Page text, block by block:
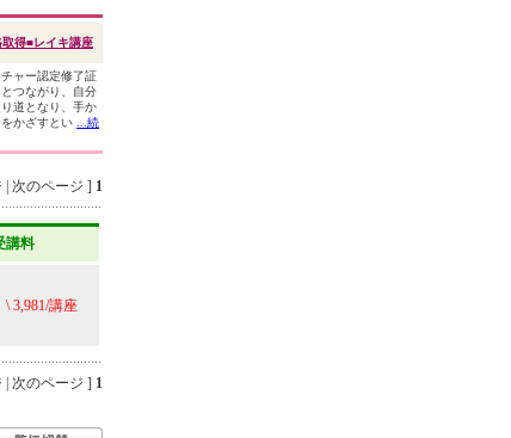
得■レイキ講座
チャー認定修了証
つながり、自分
道となり、手か
かざすとい
...続
次のページ ] 1
講料
\ 3,981/講座
次のページ ] 1